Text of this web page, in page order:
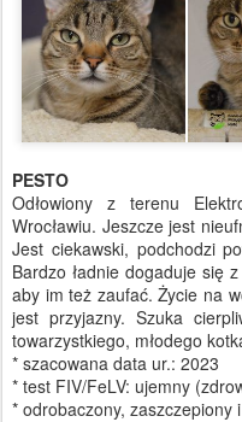
PESTO
Odłowiony z terenu
Wrocławiu. Jeszcze jest
Jest ciekawski, podchodzi
Bardzo ładnie dogaduje się
aby im też zaufać. Życie na
jest przyjazny. Szuka
towarzystkiego, młodego
* szacowana data ur.: 2023
* test FIV/FeLV: ujemny
* odrobaczony, zaszczepiony i